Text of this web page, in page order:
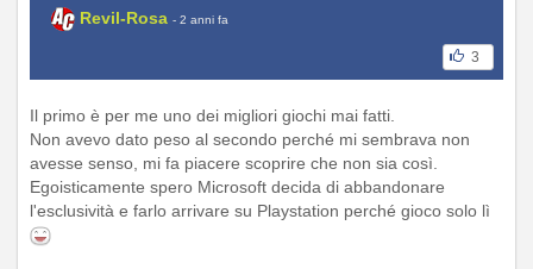
Revil-Rosa - 2 anni fa
3
Il primo è per me uno dei migliori giochi mai fatti.
Non avevo dato peso al secondo perché mi sembrava non
avesse senso, mi fa piacere scoprire che non sia così.
Egoisticamente spero Microsoft decida di abbandonare
l'esclusività e farlo arrivare su Playstation perché gioco solo lì